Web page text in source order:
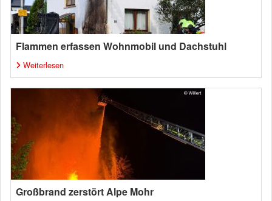
Flammen erfassen Wohnmobil und Dachstuhl
Weiterlesen
Großbrand zerstört Alpe Mohr